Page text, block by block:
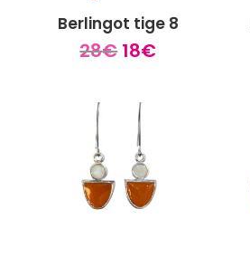
Berlingot tige 8
28€ Le
initial
était :
28€.
18€Le